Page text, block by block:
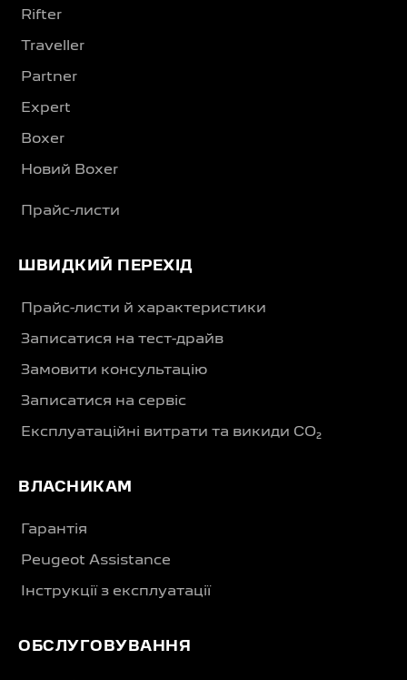
Rifter
Traveller
Partner
Expert
Boxer
Новий Boxer
Прайс-листи
ШВИДКИЙ ПЕРЕХІД
Прайс-листи й характеристики
Записатися на тест-драйв
Замовити консультацію
Записатися на сервіс
Експлуатаційні витрати та викиди CO₂
ВЛАСНИКАМ
Гарантія
Peugeot Assistance
Інструкції з експлуатації
ОБСЛУГОВУВАННЯ